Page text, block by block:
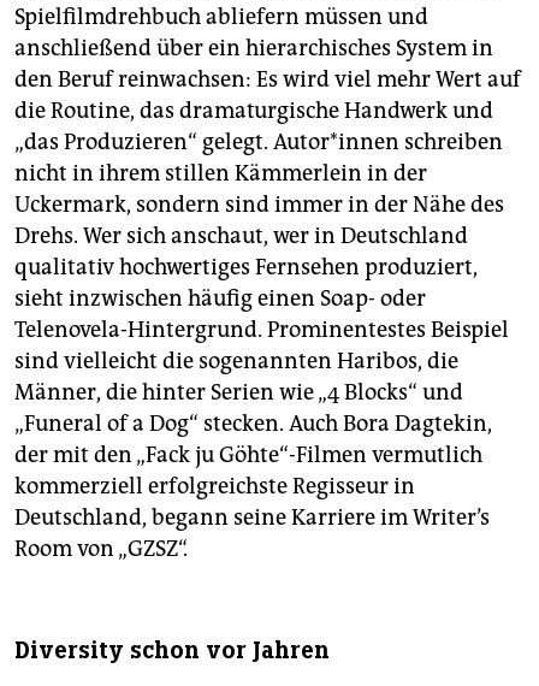
Spielfilmdrehbuch abliefern müssen und
anschließend über ein hierarchisches System in
den Beruf reinwachsen: Es wird viel mehr Wert auf
die Routine, das dramaturgische Handwerk und
„das Produzieren“ gelegt. Au­to­r*in­nen schreiben
nicht in ihrem stillen Kämmerlein in der
Uckermark, sondern sind immer in der Nähe des
Drehs. Wer sich anschaut, wer in Deutschland
qualitativ hochwertiges Fernsehen produziert,
sieht inzwischen häufig einen Soap- oder
Telenovela-Hintergrund. Prominentestes Beispiel
sind vielleicht die sogenannten Haribos, die
Männer, die hinter Serien wie „4 Blocks“ und
„Funeral of a Dog“ stecken. Auch Bora Dagtekin,
der mit den „Fack ju Göhte“-Filmen vermutlich
kommerziell erfolgreichste Regisseur in
Deutschland, begann seine Karriere im Writer’s
Room von „GZSZ“.
Diversity schon vor Jahren